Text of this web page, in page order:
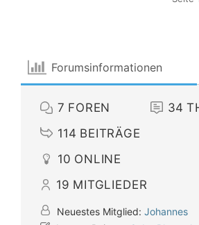
Forumsinformationen
7 FOREN 34
114 BEITRÄGE
10 ONLINE
19 MITGLIEDER
Neuestes Mitglied: Johannes